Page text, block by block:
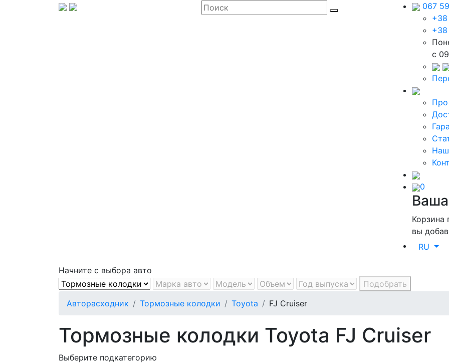
067
c
Про
0
Корзина
вы
RU
Начните с выбора авто
Подобрать
Авторасходник
Тормозные колодки Toyota FJ Cruiser
Тормозные колодки Toyota FJ Cruiser
Выберите подкатегорию